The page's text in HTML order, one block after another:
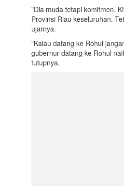
"Dia muda tetapi komitmen.
Provinsi Riau keseluruhan.
ujarnya.
"Kalau datang ke Rohul
gubernur datang ke Rohul
tutupnya.